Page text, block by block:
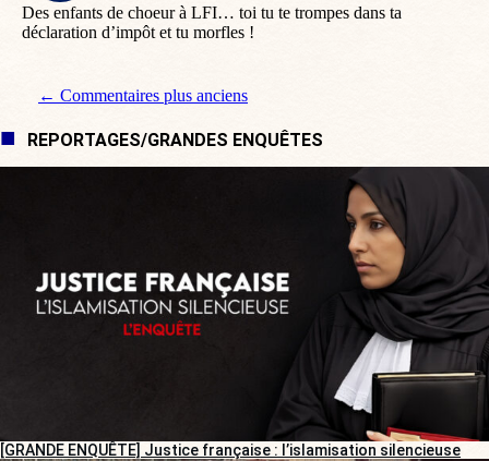
Des enfants de choeur à LFI… toi tu te trompes dans ta
déclaration d’impôt et tu morfles !
Navigation de commentaire
← Commentaires plus anciens
REPORTAGES/GRANDES ENQUÊTES
[GRANDE ENQUÊTE] Justice française : l’islamisation silencieuse